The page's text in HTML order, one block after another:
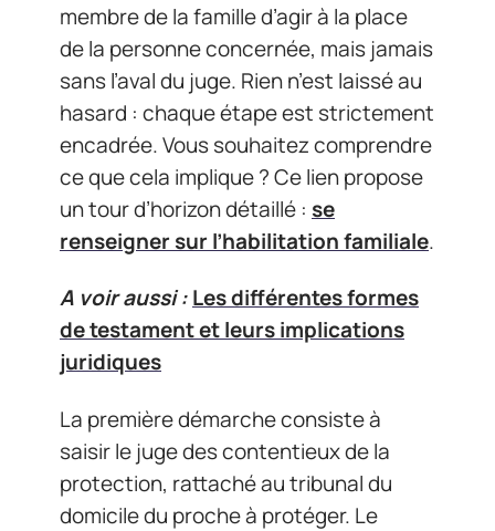
membre de la famille d’agir à la place
de la personne concernée, mais jamais
sans l’aval du juge. Rien n’est laissé au
hasard : chaque étape est strictement
encadrée. Vous souhaitez comprendre
ce que cela implique ? Ce lien propose
un tour d’horizon détaillé : se
renseigner sur l’habilitation familiale.
A voir aussi :Les différentes formes
de testament et leurs implications
juridiques
La première démarche consiste à
saisir le juge des contentieux de la
protection, rattaché au tribunal du
domicile du proche à protéger. Le